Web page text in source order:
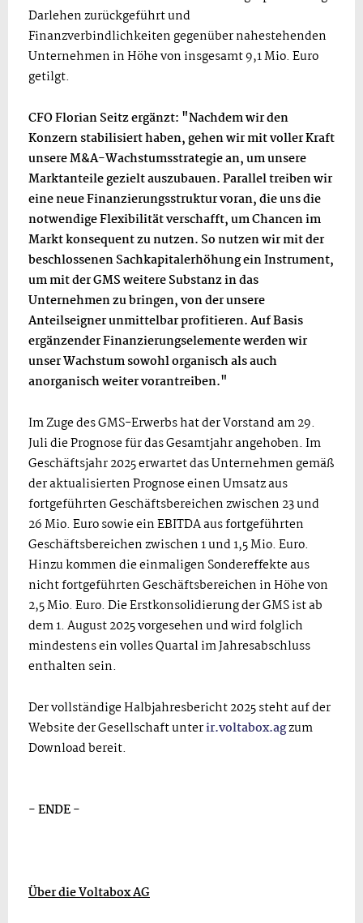
Darlehen zurückgeführt und
Finanzverbindlichkeiten gegenüber nahestehenden
Unternehmen in Höhe von insgesamt 9,1 Mio. Euro
getilgt.
CFO Florian Seitz ergänzt: "Nachdem wir den
Konzern stabilisiert haben, gehen wir mit voller Kraft
unsere M&A-Wachstumsstrategie an, um unsere
Marktanteile gezielt auszubauen. Parallel treiben wir
eine neue Finanzierungsstruktur voran, die uns die
notwendige Flexibilität verschafft, um Chancen im
Markt konsequent zu nutzen. So nutzen wir mit der
beschlossenen Sachkapitalerhöhung ein Instrument,
um mit der GMS weitere Substanz in das
Unternehmen zu bringen, von der unsere
Anteilseigner unmittelbar profitieren. Auf Basis
ergänzender Finanzierungselemente werden wir
unser Wachstum sowohl organisch als auch
anorganisch weiter vorantreiben."
Im Zuge des GMS-Erwerbs hat der Vorstand am 29.
Juli die Prognose für das Gesamtjahr angehoben. Im
Geschäftsjahr 2025 erwartet das Unternehmen gemäß
der aktualisierten Prognose einen Umsatz aus
fortgeführten Geschäftsbereichen zwischen 23 und
26 Mio. Euro sowie ein EBITDA aus fortgeführten
Geschäftsbereichen zwischen 1 und 1,5 Mio. Euro.
Hinzu kommen die einmaligen Sondereffekte aus
nicht fortgeführten Geschäftsbereichen in Höhe von
2,5 Mio. Euro. Die Erstkonsolidierung der GMS ist ab
dem 1. August 2025 vorgesehen und wird folglich
mindestens ein volles Quartal im Jahresabschluss
enthalten sein.
Der vollständige Halbjahresbericht 2025 steht auf der
Website der Gesellschaft unterir.voltabox.agzum
Download bereit.
- ENDE -
Über die Voltabox AG